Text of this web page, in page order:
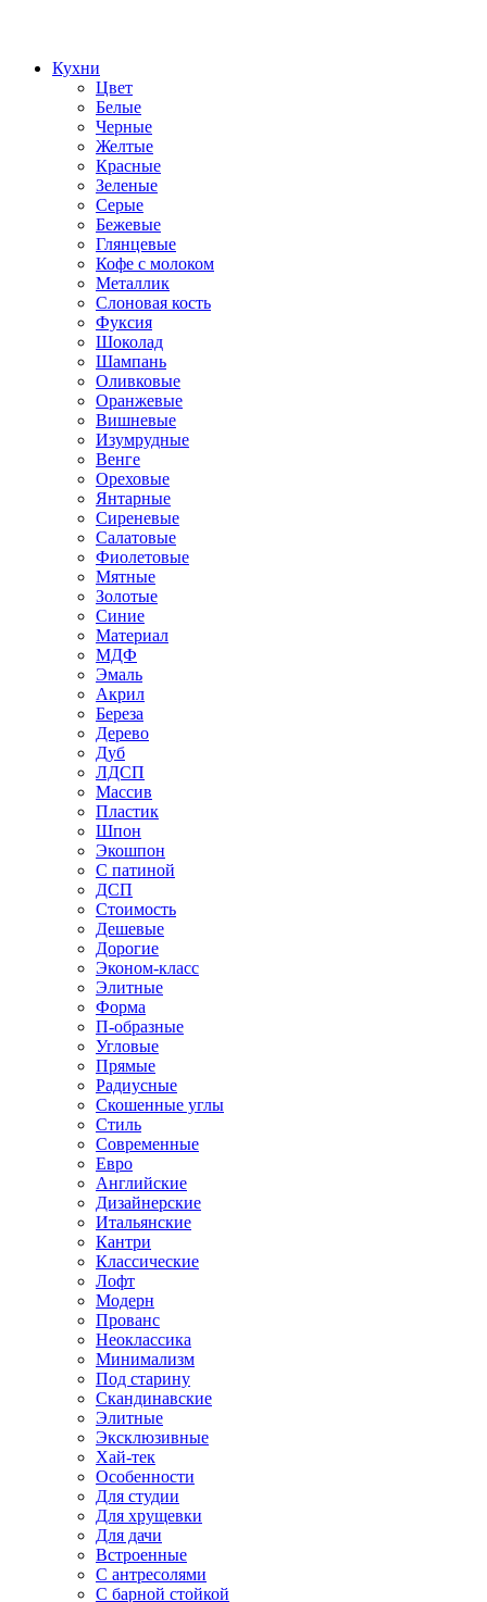
Кухни
Цвет
Белые
Черные
Желтые
Красные
Зеленые
Серые
Бежевые
Глянцевые
Кофе с молоком
Металлик
Слоновая кость
Фуксия
Шоколад
Шампань
Оливковые
Оранжевые
Вишневые
Изумрудные
Венге
Ореховые
Янтарные
Сиреневые
Салатовые
Фиолетовые
Мятные
Золотые
Синие
Материал
МДФ
Эмаль
Акрил
Береза
Дерево
Дуб
ЛДСП
Массив
Пластик
Шпон
Экошпон
С патиной
ДСП
Стоимость
Дешевые
Дорогие
Эконом-класс
Элитные
Форма
П-образные
Угловые
Прямые
Радиусные
Скошенные углы
Стиль
Современные
Евро
Английские
Дизайнерские
Итальянские
Кантри
Классические
Лофт
Модерн
Прованс
Неоклассика
Минимализм
Под старину
Скандинавские
Элитные
Эксклюзивные
Хай-тек
Особенности
Для студии
Для хрущевки
Для дачи
Встроенные
С антресолями
С барной стойкой